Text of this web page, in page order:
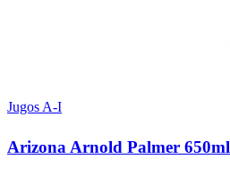
Jugos A-I
Arizona Arnold Palmer 650ml